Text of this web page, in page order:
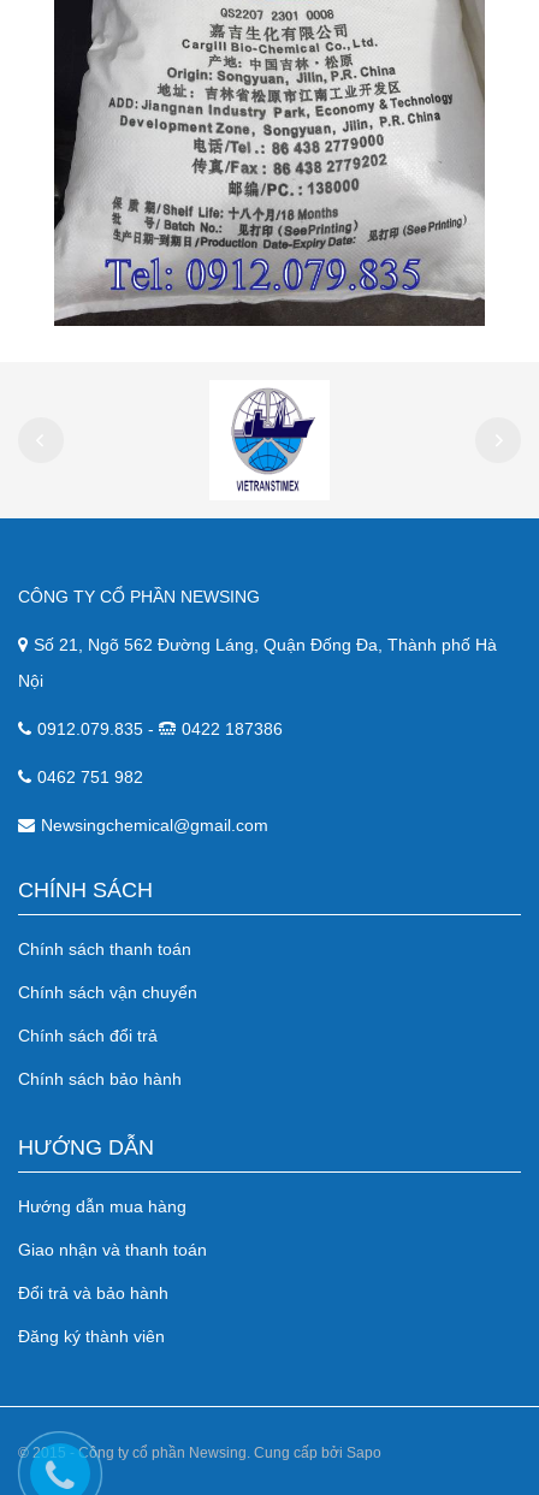
CÔNG TY CỔ PHẦN NEWSING
Số 21, Ngõ 562 Đường Láng, Quận Đống Đa, Thành phố Hà
Nội
0912.079.835 - 0422 187386
0462 751 982
Newsingchemical@gmail.com
CHÍNH SÁCH
Chính sách thanh toán
Chính sách vận chuyển
Chính sách đổi trả
Chính sách bảo hành
HƯỚNG DẪN
Hướng dẫn mua hàng
Giao nhận và thanh toán
Đổi trả và bảo hành
Đăng ký thành viên
© 2015 - Công ty cổ phần Newsing. Cung cấp bởi Sapo